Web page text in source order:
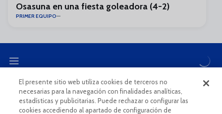
Osasuna en una fiesta goleadora (4-2)
PRIMER EQUIPO
CANAL ÉTICO
El presente sitio web utiliza cookies de terceros no
necesarias para la navegación con finalidades analíticas,
estadísticas y publicitarias. Puede rechazar o configurar las
cookies accediendo al apartado de configuración de